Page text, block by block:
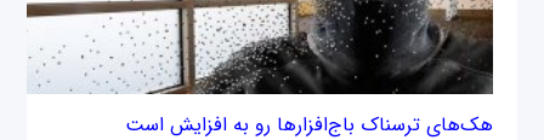
هک‌های ترسناک باج‌افزارها رو به افزایش است